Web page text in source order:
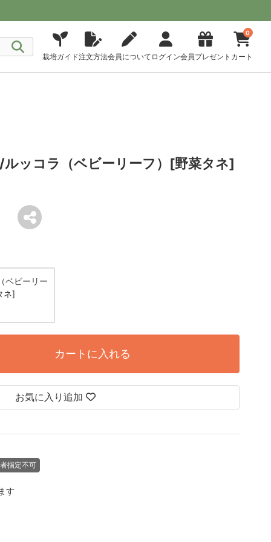
栽培ガイド注文方法会員について ログイン会員プレゼント
0
カート
ッコラ（ベビーリーフ）[野菜タネ]
ベビーリー
ネ]
カートに入れる
お気に入り追加
指定不可
す